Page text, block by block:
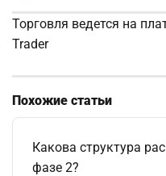
Торговля ведется на
Trader
Похожие статьи
Какова структура
фазе 2?